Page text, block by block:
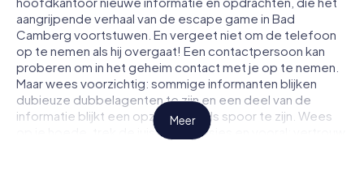
aangrijpende verhaal van de escape game in Bad
Camberg voortstuwen. En vergeet niet om de telefoon
op te nemen als hij overgaat! Een contactpersoon kan
proberen om in het geheim contact met je op te nemen.
Maar wees voorzichtig: sommige informanten blijken
dubieuze dubbelagenten te zijn en een deel van de
informatie blijkt een opzettelijk vals spoor te zijn. Wees
op je hoede, trek de juiste conclusies en vooral: vertrouw
Meer